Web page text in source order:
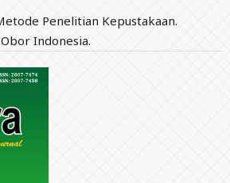
Penelitian Kepustakaan.
Obor Indonesia.